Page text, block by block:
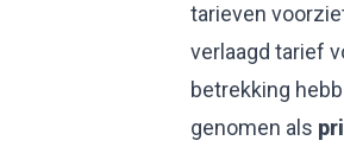
tarieven
verlaagd tarief
betrekking
genomen als